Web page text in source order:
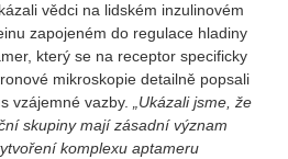
vědci na lidském inzulinovém
zapojeném do regulace hladiny
který se na receptor specificky
mikroskopie detailně popsali
vzájemné vazby. „Ukázali jsme, že
skupiny mají zásadní význam
komplexu aptameru